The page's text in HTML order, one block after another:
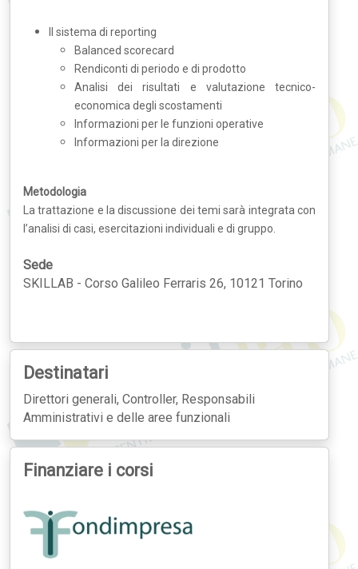
Il sistema di reporting
Balanced scorecard
Rendiconti di periodo e di prodotto
Analisi dei risultati e valutazione tecnico-
economica degli scostamenti
Informazioni per le funzioni operative
Informazioni per la direzione
Metodologia
La trattazione e la discussione dei temi sarà integrata con
l’analisi di casi, esercitazioni individuali e di gruppo.
Sede
SKILLAB - Corso Galileo Ferraris 26, 10121 Torino
Destinatari
Direttori generali, Controller, Responsabili
Amministrativi e delle aree funzionali
Finanziare i corsi